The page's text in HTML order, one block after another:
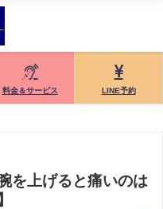
料金＆サービス LINE予約
を上げると痛いのは